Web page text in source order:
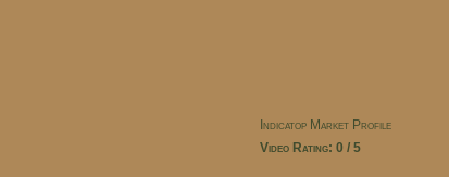
Indicatop Market Profile
Video Rating: 0 / 5